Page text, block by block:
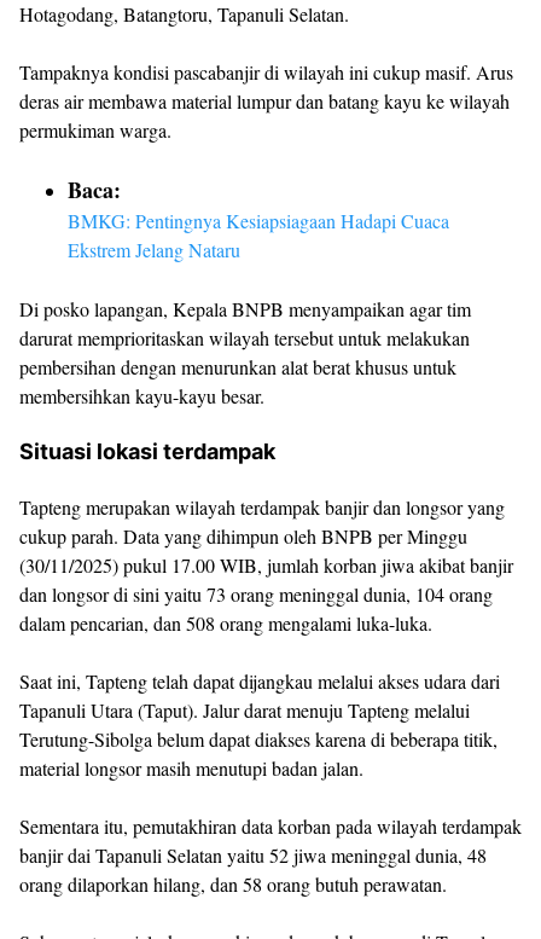
Hotagodang, Batangtoru, Tapanuli Selatan.
Tampaknya kondisi pascabanjir di wilayah ini cukup masif. Arus
deras air membawa material lumpur dan batang kayu ke wilayah
permukiman warga.
Baca:
BMKG: Pentingnya Kesiapsiagaan Hadapi Cuaca
Ekstrem Jelang Nataru
Di posko lapangan, Kepala BNPB menyampaikan agar tim
darurat memprioritaskan wilayah tersebut untuk melakukan
pembersihan dengan menurunkan alat berat khusus untuk
membersihkan kayu-kayu besar.
Situasi lokasi terdampak
Tapteng merupakan wilayah terdampak banjir dan longsor yang
cukup parah. Data yang dihimpun oleh BNPB per Minggu
(30/11/2025) pukul 17.00 WIB, jumlah korban jiwa akibat banjir
dan longsor di sini yaitu 73 orang meninggal dunia, 104 orang
dalam pencarian, dan 508 orang mengalami luka-luka.
Saat ini, Tapteng telah dapat dijangkau melalui akses udara dari
Tapanuli Utara (Taput). Jalur darat menuju Tapteng melalui
Terutung-Sibolga belum dapat diakses karena di beberapa titik,
material longsor masih menutupi badan jalan.
Sementara itu, pemutakhiran data korban pada wilayah terdampak
banjir dai Tapanuli Selatan yaitu 52 jiwa meninggal dunia, 48
orang dilaporkan hilang, dan 58 orang butuh perawatan.